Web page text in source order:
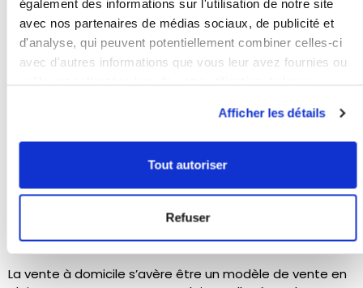
également des informations sur l'utilisation de notre site
avec nos partenaires de médias sociaux, de publicité et
d'analyse, qui peuvent potentiellement combiner celles-ci
avec d'autres informations que vous leur avez fournies ou
Afficher les détails
Tout autoriser
Refuser
Utilisation desmédias sociaux
offrent aux vendeurs une plateforme pour atteindre un
La vente à domicile s’avère être un modèle de vente en